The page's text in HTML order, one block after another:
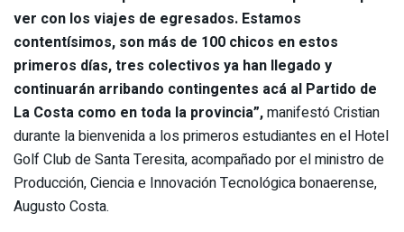
ver con los viajes de egresados. Estamos
contentísimos, son más de 100 chicos en estos
primeros días, tres colectivos ya han llegado y
continuarán arribando contingentes acá al Partido de
La Costa como en toda la provincia”,manifestó Cristian
durante la bienvenida a los primeros estudiantes en el Hotel
Golf Club de Santa Teresita, acompañado por el ministro de
Producción, Ciencia e Innovación Tecnológica bonaerense,
Augusto Costa.